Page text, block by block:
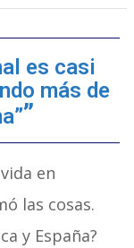
es casi
más de
en
las cosas.
y España?